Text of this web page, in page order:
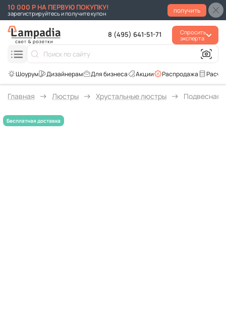
10 000 Р НА ПЕРВУЮ ПОКУПКУ!
зарегистрируйтесь и получите купон получить
8 (495) 641-51-71
Спросить
эксперта
Распродажа
Акции
Для бизнеса
Главная Люстры Хрустальные люстры Подвесная